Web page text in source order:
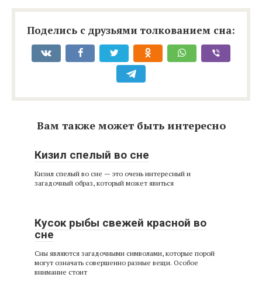
Поделись с друзьями толкованием сна:
Вам также может быть интересно
Кизил спелый во сне
Кизил спелый во сне — это очень интересный и
загадочный образ, который может явиться
Кусок рыбы свежей красной во
сне
Сны являются загадочными символами, которые порой
могут означать совершенно разные вещи. Особое
внимание стоит